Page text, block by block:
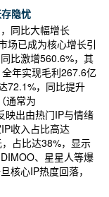
隐忧
同比大幅增长
场已成为核心增长引
比激增560.6%，其
年实现毛利267.6亿
72.1%，同比提升
通常为
映出由热门IP与情绪
收入占比高达
占比达38%，显示
、星星人等爆
核心IP热度回落，